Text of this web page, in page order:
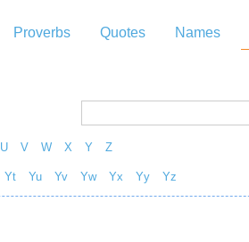
Proverbs Quotes Names
U V W X Y Z
Yt Yu Yv Yw Yx Yy Yz